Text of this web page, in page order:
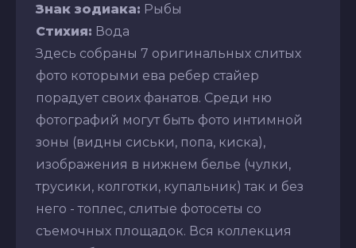
Знак зодиака: Рыбы
Стихия: Вода
Здесь собраны 7 оригинальных слитых
фото которыми ева ребер стайер
порадует своих фанатов. Среди ню
фотографий могут быть фото интимной
зоны (видны сиськи, попа, киска),
изображения в нижнем белье (чулки,
трусики, колготки, купальник) так и без
него - топлес, слитые фотосеты со
съемочных площадок. Вся коллекция